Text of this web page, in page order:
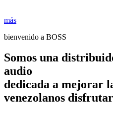
más
bienvenido a BOSS
Somos una
audio
dedicada a mejorar
venezolanos